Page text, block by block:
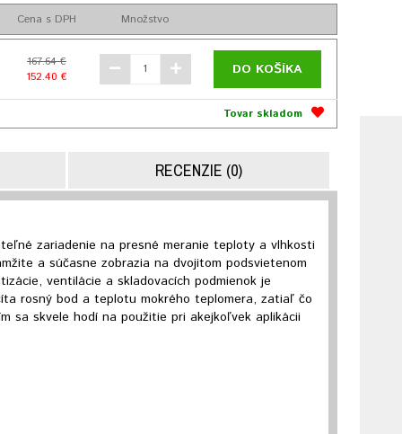
Cena s DPH Množstvo
167.64 €
152.40 €
DO KOŠÍKA
Tovar skladom
RECENZIE (0)
zariadenie na presné meranie teploty a vlhkosti
a súčasne zobrazia na dvojitom podsvietenom
ventilácie a skladovacích podmienok je
rosný bod a teplotu mokrého teplomera, zatiaľ čo
sa skvele hodí na použitie pri akejkoľvek aplikácii